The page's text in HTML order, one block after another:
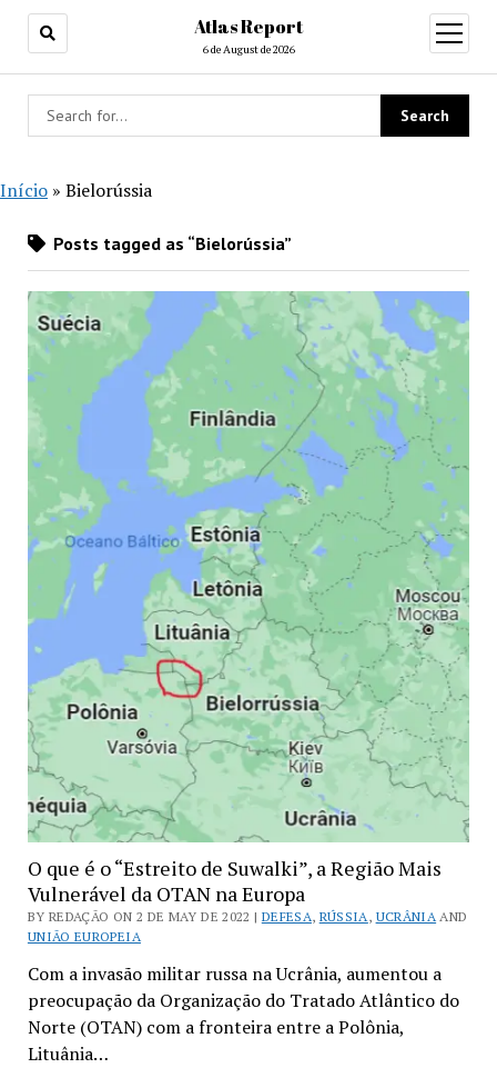
Atlas Report
6 de August de 2026
open
menu
Início » Bielorússia
Posts tagged as “Bielorússia”
O que é o “Estreito de Suwalki”, a Região Mais
Vulnerável da OTAN na Europa
BY REDAÇÃO ON 2 DE MAY DE 2022 | DEFESA, RÚSSIA, UCRÂNIA AND
UNIÃO EUROPEIA
Com a invasão militar russa na Ucrânia, aumentou a
preocupação da Organização do Tratado Atlântico do
Norte (OTAN) com a fronteira entre a Polônia,
Lituânia…